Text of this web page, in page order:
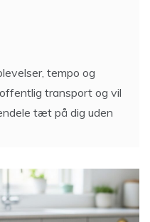
tempo og
transport og vil
tæt på dig uden